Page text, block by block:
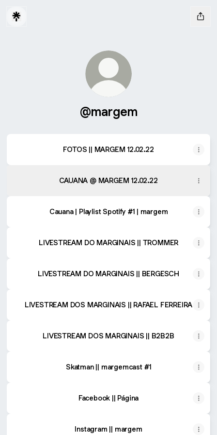
@margem
FOTOS || MARGEM 12.02.22
CAUANA @ MARGEM 12.02.22
Cauana | Playlist Spotify #1 | margem
LIVESTREAM DO MARGINAIS || TROMMER
LIVESTREAM DO MARGINAIS || BERGESCH
LIVESTREAM DOS MARGINAIS || RAFAEL FERREIRA
LIVESTREAM DOS MARGINAIS || B2B2B
Skatman || margemcast #1
Facebook || Página
Instagram || margem